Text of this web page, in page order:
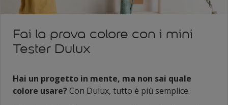
Fai la prova colore con i mini
Tester Dulux
Hai un progetto in mente, ma non sai quale
colore usare?Con Dulux, tutto è più semplice.